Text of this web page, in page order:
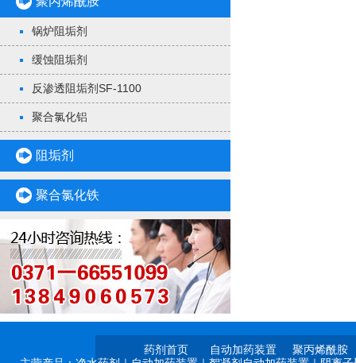
锅炉阻垢剂
缓蚀阻垢剂
反渗透阻垢剂SF-1100
聚合氯化铝
阻垢剂
聚合氯化铁
药剂首页 自动加药装置
聚丙烯酰胺